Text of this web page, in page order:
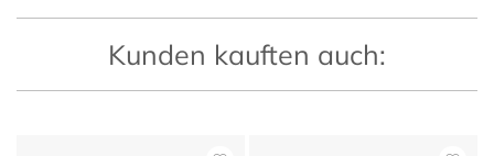
Kunden kauften auch: